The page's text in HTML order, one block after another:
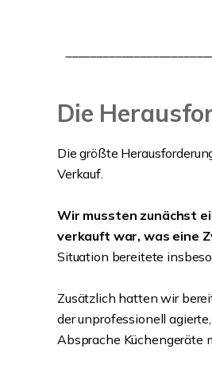
Die
Die größte
Verkauf.
Wir mussten zunächst
verkauft war, was eine
Situation bereitete
Zusätzlich hatten wir
der unprofessionell
Absprache Küchengeräte